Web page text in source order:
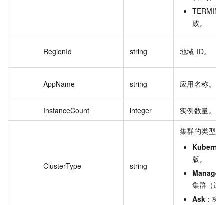
败。
RegionId string 地域 ID。
AppName string 应用名称。
InstanceCount integer 实例数量。
ClusterType string
集群的类型
版。
集群（边
Ask ：标